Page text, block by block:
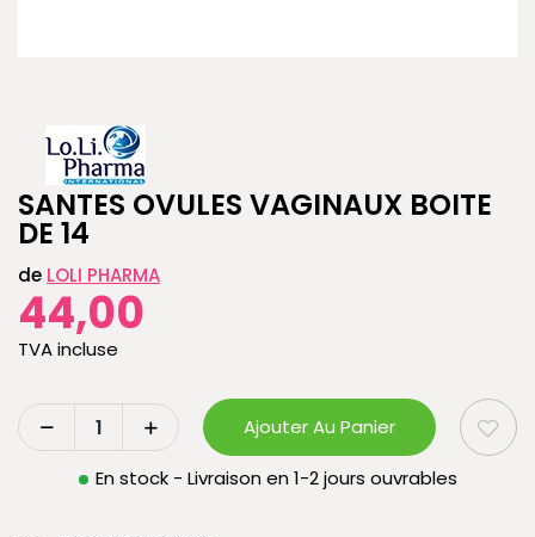
SANTES OVULES VAGINAUX BOITE
DE 14
de LOLI PHARMA
44,00
TVA incluse
Ajouter Au Panier
En stock - Livraison en 1-2 jours ouvrables